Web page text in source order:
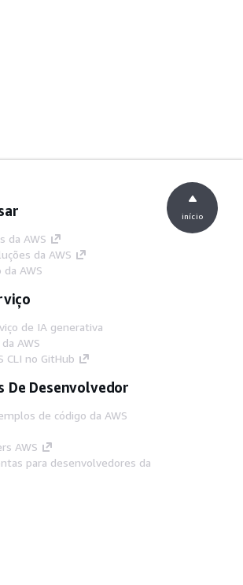
da AWS
da AWS
da AWS
de IA generativa
AWS
CLI no GitHub
De Desenvolvedor
de código da AWS
AWS
para desenvolvedores da
início